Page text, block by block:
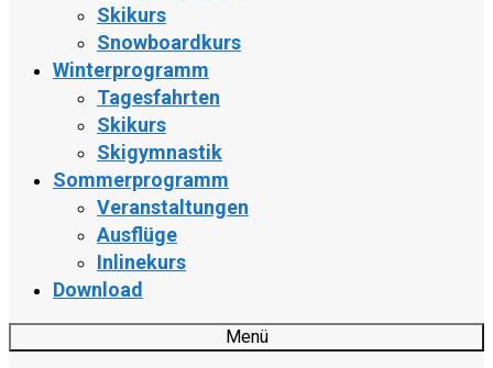
Skikurs
Snowboardkurs
Winterprogramm
Tagesfahrten
Skikurs
Skigymnastik
Sommerprogramm
Veranstaltungen
Ausflüge
Inlinekurs
Download
Menü